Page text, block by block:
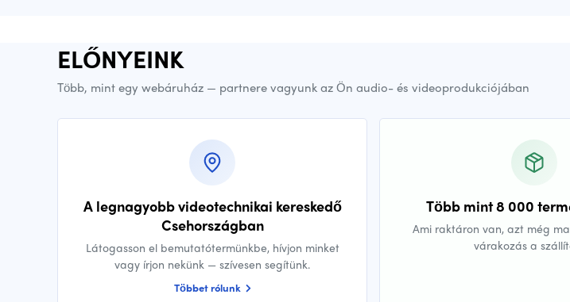
ELŐNYEINK
Több, mint egy webáruház — partnere vagyunk az Ön audio- és videoprodukciójában
A legnagyobb videotechnikai kereskedő
Csehországban
Látogasson el bemutatótermünkbe, hívjon minket
vagy írjon nekünk — szívesen segítünk.
Többet rólunk
Több mint 8 000
Ami raktáron van, azt még
várakozás a